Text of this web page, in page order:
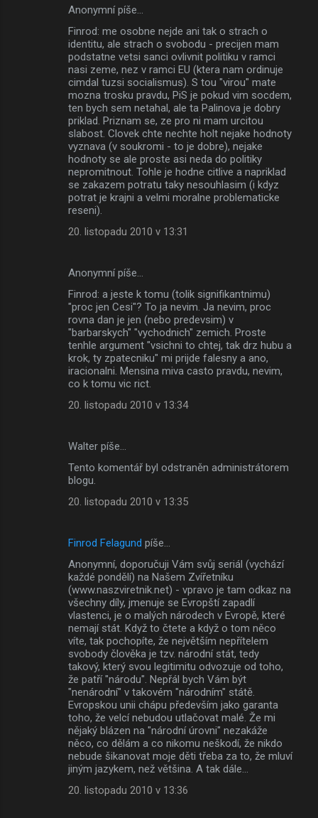
Anonymní píše…
Finrod: me osobne nejde ani tak o strach o
identitu, ale strach o svobodu - precijen mam
podstatne vetsi sanci ovlivnit politiku v ramci
nasi zeme, nez v ramci EU (ktera nam ordinuje
cimdal tuzsi socialismus). S tou "virou" mate
mozna trosku pravdu, PiS je pokud vim socdem,
ten bych sem netahal, ale ta Palinova je dobry
priklad. Priznam se, ze pro ni mam urcitou
slabost. Clovek chte nechte holt nejake hodnoty
vyznava (v soukromi - to je dobre), nejake
hodnoty se ale proste asi neda do politiky
nepromitnout. Tohle je hodne citlive a napriklad
se zakazem potratu taky nesouhlasim (i kdyz
potrat je krajni a velmi moralne problematicke
reseni).
20. listopadu 2010 v 13:31
Anonymní píše…
Finrod: a jeste k tomu (tolik signifikantnimu)
"proc jen Cesi"? To ja nevim. Ja nevim, proc
rovna dan je jen (nebo predevsim) v
"barbarskych" "vychodnich" zemich. Proste
tenhle argument "vsichni to chtej, tak drz hubu a
krok, ty zpatecniku" mi prijde falesny a ano,
iracionalni. Mensina miva casto pravdu, nevim,
co k tomu vic rict.
20. listopadu 2010 v 13:34
Walter píše…
Tento komentář byl odstraněn administrátorem
blogu.
20. listopadu 2010 v 13:35
Finrod Felagund píše…
Anonymní, doporučuji Vám svůj seriál (vychází
každé pondělí) na Našem Zvířetníku
(www.naszviretnik.net) - vpravo je tam odkaz na
všechny díly, jmenuje se Evropští zapadlí
vlastenci, je o malých národech v Evropě, které
nemají stát. Když to čtete a když o tom něco
víte, tak pochopíte, že největším nepřítelem
svobody člověka je tzv. národní stát, tedy
takový, který svou legitimitu odvozuje od toho,
že patří "národu". Nepřál bych Vám být
"nenárodní" v takovém "národním" státě.
Evropskou unii chápu především jako garanta
toho, že velcí nebudou utlačovat malé. Že mi
nějaký blázen na "národní úrovni" nezakáže
něco, co dělám a co nikomu neškodí, že nikdo
nebude šikanovat moje děti třeba za to, že mluví
jiným jazykem, než většina. A tak dále...
20. listopadu 2010 v 13:36